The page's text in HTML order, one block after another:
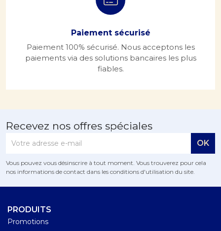
Paiement sécurisé
Paiement 100% sécurisé. Nous acceptons les
paiements via des solutions bancaires les plus
fiables.
Recevez nos offres spéciales
Vous pouvez vous désinscrire à tout moment. Vous trouverez pour cela
nos informations de contact dans les conditions d'utilisation du site.
PRODUITS
Promotions